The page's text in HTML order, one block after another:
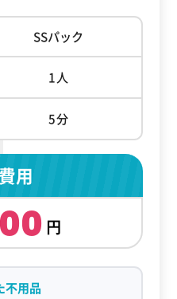
SSパック
1人
5分
用
不用品